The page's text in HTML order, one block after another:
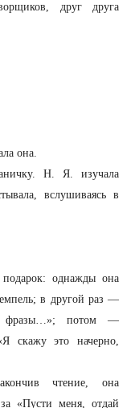
друг друга
она.
Н. Я. изучала
вслушиваясь в
однажды она
в другой раз —
фразы…»; потом —
скажу это начерно,
чтение, она
«Пусти меня, отдай